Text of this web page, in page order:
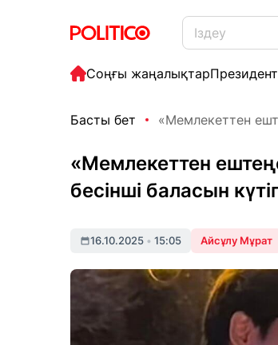
Соңғы жаңалықтарПрезидент
Басты бет «Мемлекеттен
«Мемлекеттен
бесінші баласын
16.10.2025 • 15:05 Айсұлу Мұрат